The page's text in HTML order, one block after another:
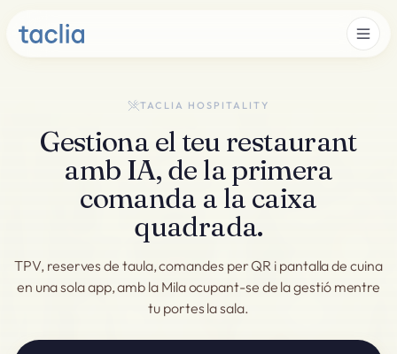
TACLIA HOSPITALITY
Gestiona el teu restaurant
amb IA, de la primera
comanda a la caixa
quadrada.
TPV, reserves de taula, comandes per QR i pantalla de cuina
en una sola app, amb la Mila ocupant-se de la gestió mentre
tu portes la sala.